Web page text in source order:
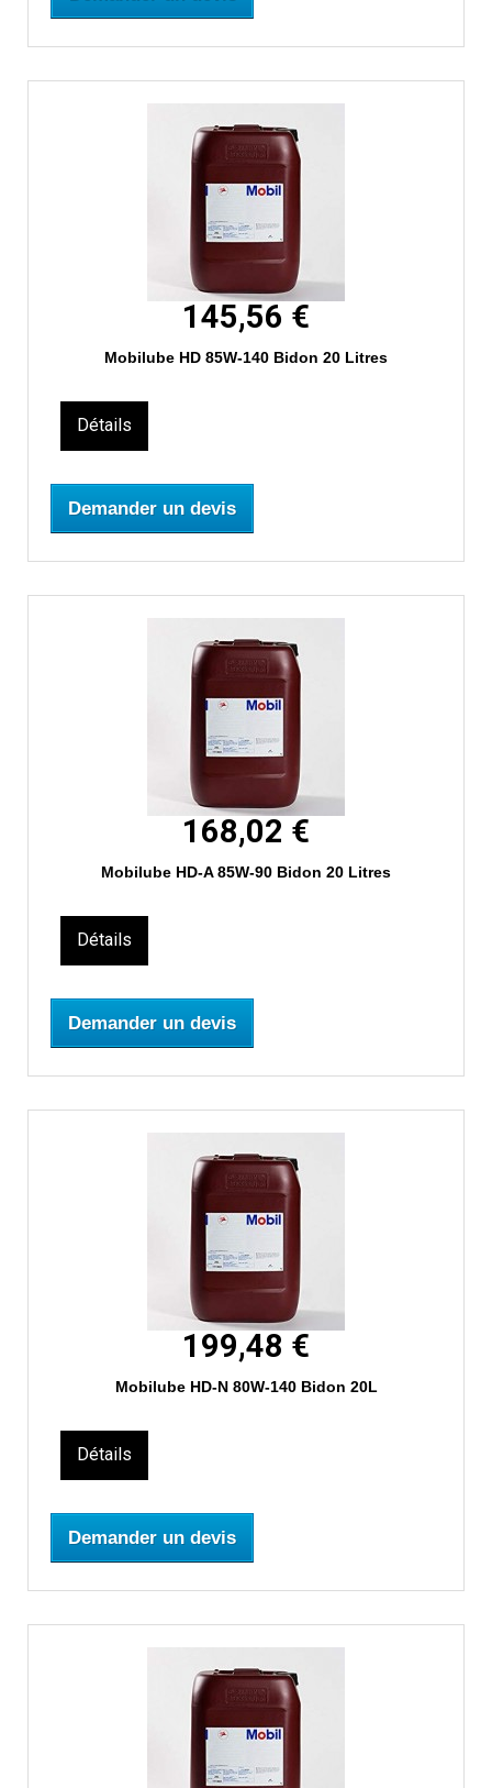
145,56 €
Mobilube HD 85W-140 Bidon 20 Litres
Détails
Demander un devis
168,02 €
Mobilube HD-A 85W-90 Bidon 20 Litres
Détails
Demander un devis
199,48 €
Mobilube HD-N 80W-140 Bidon 20L
Détails
Demander un devis